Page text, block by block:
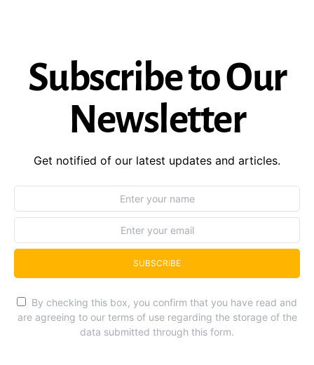
Subscribe to Our
Newsletter
Get notified of our latest updates and articles.
SUBSCRIBE
By checking this box, you confirm that you have read and
are agreeing to our terms of use regarding the storage of the
data submitted through this form.